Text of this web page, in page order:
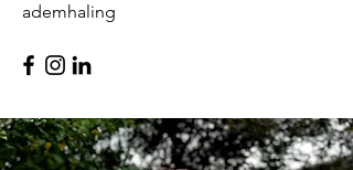
ademhaling